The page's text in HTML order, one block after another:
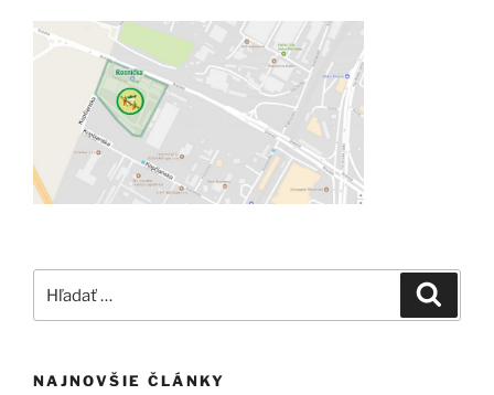
NAJNOVŠIE ČLÁNKY